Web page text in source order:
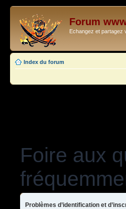
Forum
Echangez et partagez
Index du forum
Foire aux
Problèmes d’identification et